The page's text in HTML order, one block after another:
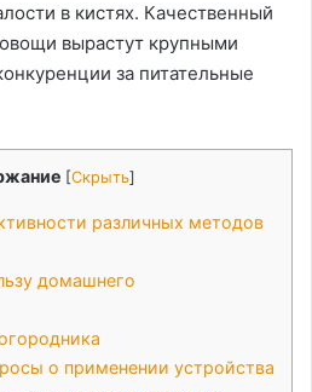
в кистях. Качественный
овощи вырастут крупными
за питательные
[Скрыть]
различных методов
домашнего
о применении устройства